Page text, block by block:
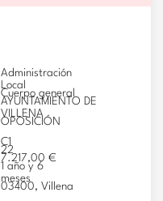
Administración
Local
Cuerpo general
AYUNTAMIENTO DE
VILLENA
OPOSICIÓN
C1
22
7.217,00 €
1 año y 6
meses
03400, Villena